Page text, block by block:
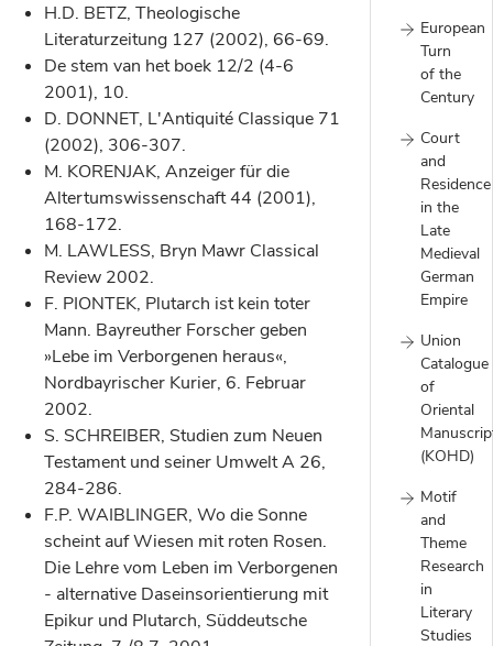
European
Turn
of the
Century
Court
and
Residence
in the
Late
Medieval
German
Empire
Union
Catalogue
of
Oriental
(KOHD)
Motif
and
Theme
Research
in
Literary
Studies
H.D. BETZ, Theologische
Literaturzeitung 127 (2002), 66-69.
De stem van het boek 12/2 (4-6
2001), 10.
D. DONNET, L'Antiquité Classique 71
(2002), 306-307.
M. KORENJAK, Anzeiger für die
Altertumswissenschaft 44 (2001),
168-172.
M. LAWLESS, Bryn Mawr Classical
Review 2002.
F. PIONTEK, Plutarch ist kein toter
Mann. Bayreuther Forscher geben
»Lebe im Verborgenen heraus«,
Nordbayrischer Kurier, 6. Februar
2002.
S. SCHREIBER, Studien zum Neuen
Testament und seiner Umwelt A 26,
284-286.
F.P. WAIBLINGER, Wo die Sonne
scheint auf Wiesen mit roten Rosen.
Die Lehre vom Leben im Verborgenen
- alternative Daseinsorientierung mit
Epikur und Plutarch, Süddeutsche